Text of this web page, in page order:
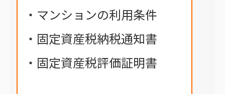
・マンションの利用条件
・固定資産税納税通知書
・固定資産税評価証明書